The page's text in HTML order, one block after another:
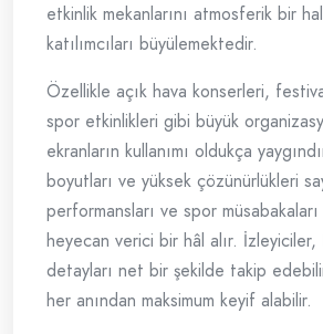
etkinlik mekanlarını atmosferik bir
katılımcıları büyülemektedir.
Özellikle açık hava konserleri,
spor etkinlikleri gibi büyük
ekranların kullanımı oldukça
boyutları ve yüksek çözünürlükleri
performansları ve spor
heyecan verici bir hâl alır. İzleyiciler,
detayları net bir şekilde takip
her anından maksimum keyif alabilir.